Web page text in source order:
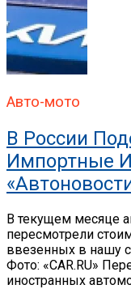
Авто-мото
В России
Импортные
В текущем месяце
пересмотрели
ввезенных в нашу
Фото: «CAR.RU»
иностранных